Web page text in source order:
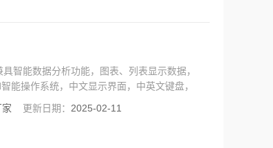
智能数据分析功能，图表、列表显示数据，
能操作系统，中文显示界面，中英文键盘，
家 更新日期： 2025-02-11